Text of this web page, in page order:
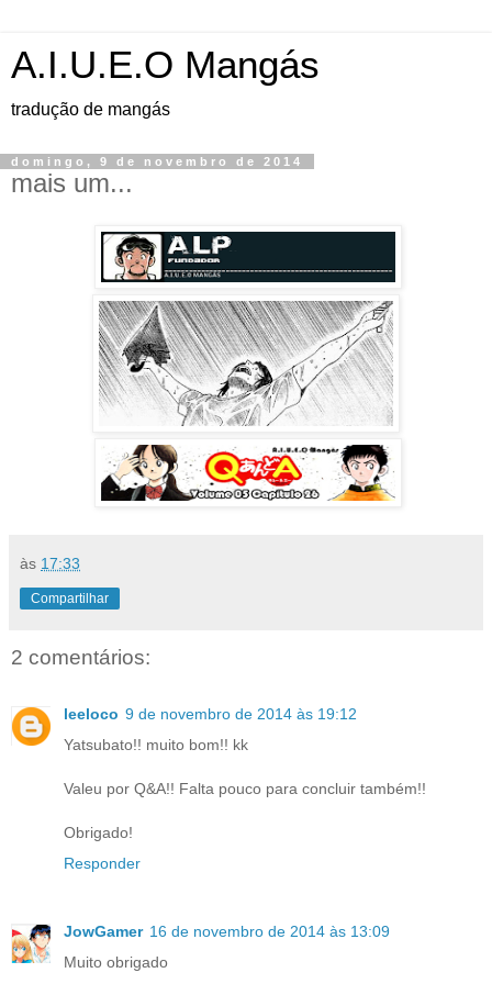
A.I.U.E.O Mangás
tradução de mangás
domingo, 9 de novembro de 2014
mais um...
às 17:33
Compartilhar
2 comentários:
leeloco 9 de novembro de 2014 às 19:12
Yatsubato!! muito bom!! kk
Valeu por Q&A!! Falta pouco para concluir também!!
Obrigado!
Responder
JowGamer 16 de novembro de 2014 às 13:09
Muito obrigado